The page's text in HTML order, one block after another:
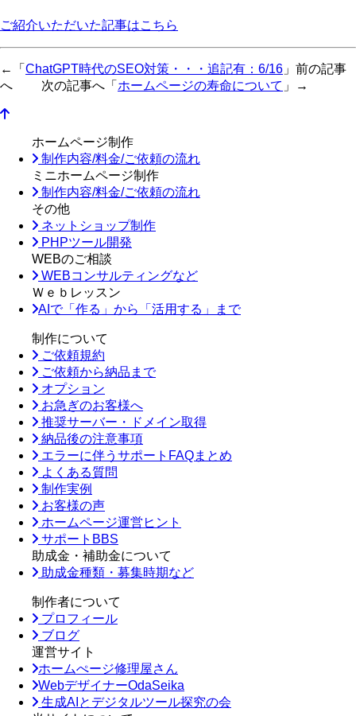
ご紹介いただいた記事はこちら
←「 ChatGPT時代のSEO対策・・・追記有：6/16 」前の記事
へ 次の記事へ「 ホームページの寿命について 」→
ホームページ制作
制作内容/料金/ご依頼の流れ
ミニホームページ制作
制作内容/料金/ご依頼の流れ
その他
ネットショップ制作
PHPツール開発
WEBのご相談
WEBコンサルティングなど
Ｗｅｂレッスン
AIで「作る」から「活用する」まで
制作について
ご依頼規約
ご依頼から納品まで
オプション
お急ぎのお客様へ
推奨サーバー・ドメイン取得
納品後の注意事項
エラーに伴うサポートFAQまとめ
よくある質問
制作実例
お客様の声
ホームページ運営ヒント
サポートBBS
助成金・補助金について
助成金種類・募集時期など
制作者について
プロフィール
ブログ
運営サイト
ホームぺージ修理屋さん
WebデザイナーOdaSeika
生成AIとデジタルツール探究の会